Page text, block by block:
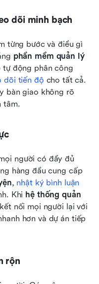
dõi minh bạch
từng bước và điều gì
phần mềm quản lý
động phân công
dõi tiến độ cho tất cả.
bàn giao không rõ
tâm.
người có đầy đủ
hàng đầu cung cấp
, nhật ký bình luận
Khi hệ thống quản
nối mọi người lại với
hơn và dự án tiếp
rộn